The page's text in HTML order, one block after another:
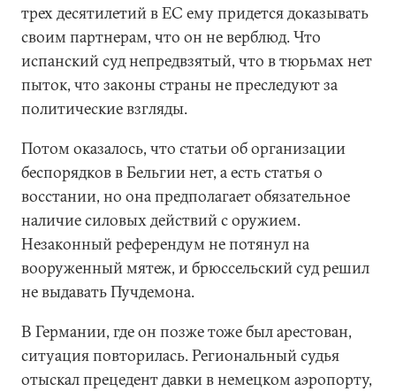
трех десятилетий в ЕС ему придется доказывать
своим партнерам, что он не верблюд. Что
испанский суд непредвзятый, что в тюрьмах нет
пыток, что законы страны не преследуют за
политические взгляды.
Потом оказалось, что статьи об организации
беспорядков в Бельгии нет, а есть статья о
восстании, но она предполагает обязательное
наличие силовых действий с оружием.
Незаконный референдум не потянул на
вооруженный мятеж, и брюссельский суд решил
не выдавать Пучдемона.
В Германии, где он позже тоже был арестован,
ситуация повторилась. Региональный судья
отыскал прецедент давки в немецком аэропорту,